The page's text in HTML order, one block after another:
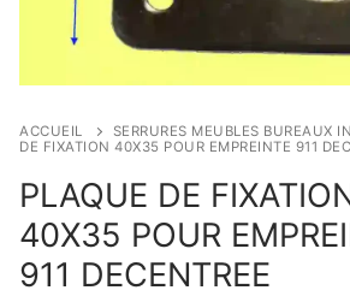
ACCUEIL SERRURES MEUBLES BUREAUX
DE FIXATION 40X35 POUR EMPREINTE 911
PLAQUE DE
40X35 POUR
911 DECENTREE